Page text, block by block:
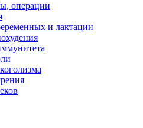
операции
и лактации